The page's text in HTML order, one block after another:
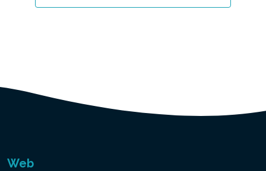
Web